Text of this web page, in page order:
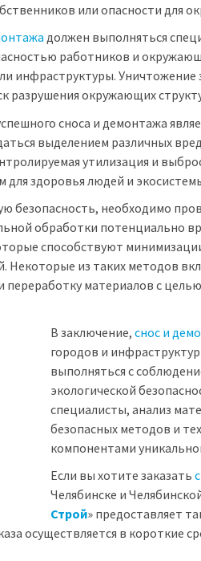
или опасности для
должен выполняться
работников и
инфраструктуры. Уничтожение
разрушения окружающих
сноса и демонтажа
выделением различных
утилизация и
для здоровья людей и
безопасность, необходимо
обработки потенциально
способствуют
Некоторые из таких методов
переработку материалов с
В заключение, снос и
городов и
выполняться с
экологической
специалисты, анализ
безопасных методов и
компонентами
Если вы хотите заказать
Челябинске и
Строй» предоставляет
осуществляется в короткие